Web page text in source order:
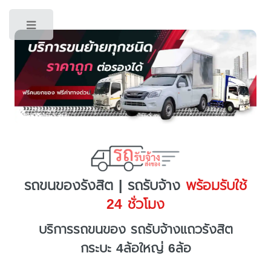
รถขนของรังสิต | รถรับจ้าง พร้อมรับใช้
24 ชั่วโมง
บริการรถขนของ รถรับจ้างแถวรังสิต
กระบะ 4ล้อใหญ่ 6ล้อ
Toggle